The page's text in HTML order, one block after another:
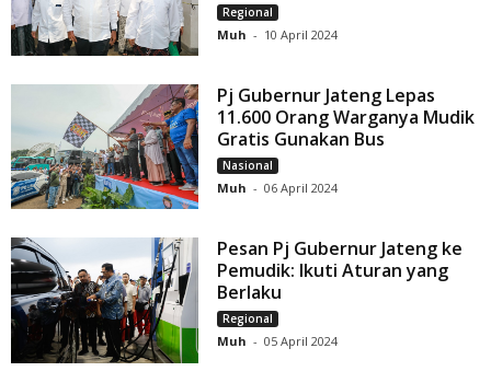
Regional
Muh - 10 April 2024
Pj Gubernur Jateng Lepas
11.600 Orang Warganya Mudik
Gratis Gunakan Bus
Nasional
Muh - 06 April 2024
Pesan Pj Gubernur Jateng ke
Pemudik: Ikuti Aturan yang
Berlaku
Regional
Muh - 05 April 2024